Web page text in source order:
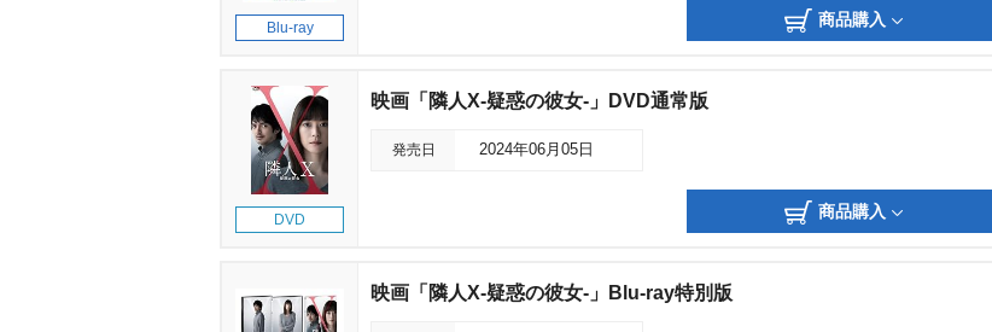
Blu-ray 商品購入
DVD
映画「隣人X‐疑惑の彼女‐」DVD通常版
発売日 2024年06月05日
商品購入
映画「隣人X‐疑惑の彼女‐」Blu-ray特別版